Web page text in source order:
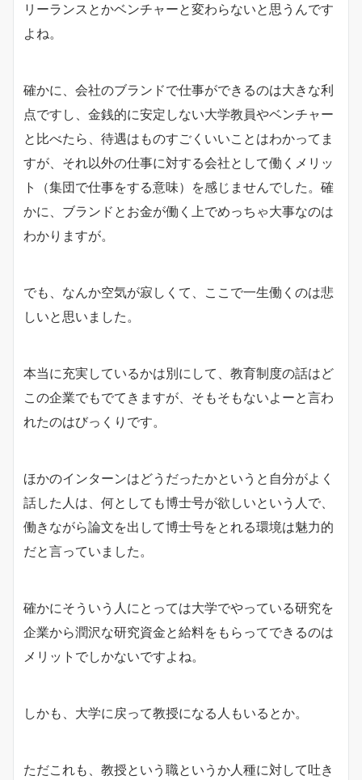
リーランスとかベンチャーと変わらないと思うんです
よね。
確かに、会社のブランドで仕事ができるのは大きな利
点ですし、金銭的に安定しない大学教員やベンチャー
と比べたら、待遇はものすごくいいことはわかってま
すが、それ以外の仕事に対する会社として働くメリッ
ト（集団で仕事をする意味）を感じませんでした。確
かに、ブランドとお金が働く上でめっちゃ大事なのは
わかりますが。
でも、なんか空気が寂しくて、ここで一生働くのは悲
しいと思いました。
本当に充実しているかは別にして、教育制度の話はど
この企業でもでてきますが、そもそもないよーと言わ
れたのはびっくりです。
ほかのインターンはどうだったかというと自分がよく
話した人は、何としても博士号が欲しいという人で、
働きながら論文を出して博士号をとれる環境は魅力的
だと言っていました。
確かにそういう人にとっては大学でやっている研究を
企業から潤沢な研究資金と給料をもらってできるのは
メリットでしかないですよね。
しかも、大学に戻って教授になる人もいるとか。
ただこれも、教授という職というか人種に対して吐き